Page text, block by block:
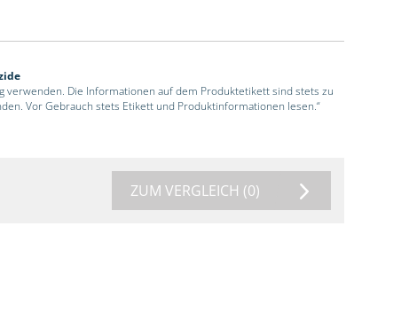
Die Informationen auf dem Produktetikett sind stets zu
Vor Gebrauch stets Etikett und Produktinformationen lesen.“
ZUM VERGLEICH (0)